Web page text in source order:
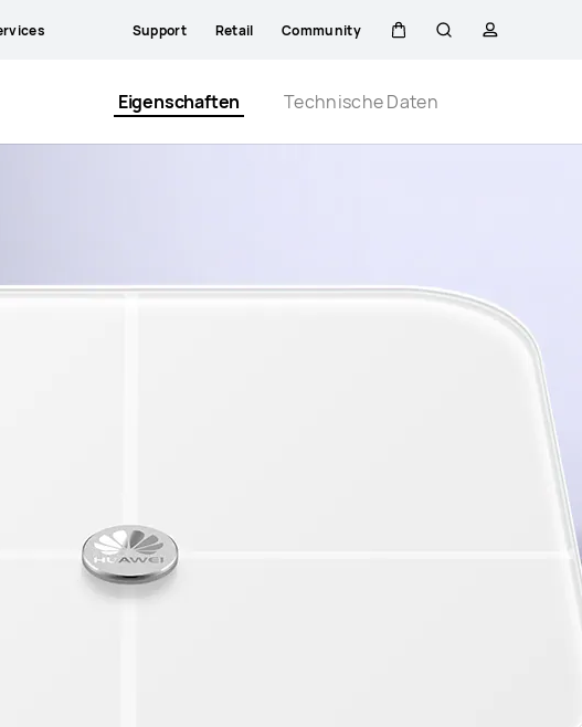
Support Retail Community
Eigenschaften Technische Daten